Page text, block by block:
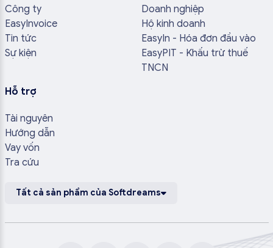
Công ty
EasyInvoice
Tin tức
Sự kiện
Doanh nghiệp
Hộ kinh doanh
EasyIn - Hóa đơn đầu vào
EasyPIT - Khấu trừ thuế
TNCN
Hỗ trợ
Tài nguyên
Hướng dẫn
Vay vốn
Tra cứu
Tất cả sản phẩm của Softdreams